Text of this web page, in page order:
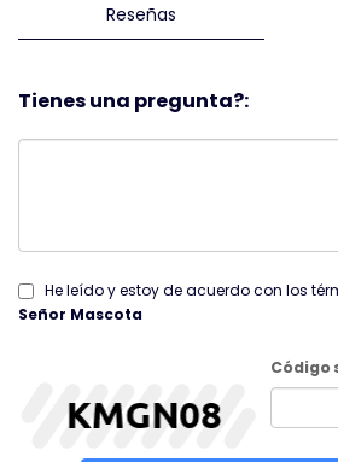
Reseñas
Tienes una pregunta?:
He leído y estoy de acuerdo con los
Señor Mascota
Código